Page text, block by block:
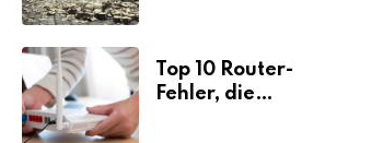
Top 10 Router-
Fehler, die